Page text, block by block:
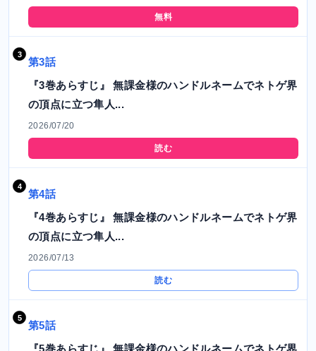
無料
第3話
『3巻あらすじ』 無課金様のハンドルネームでネトゲ界
の頂点に立つ隼人...
2026/07/20
読む
第4話
『4巻あらすじ』 無課金様のハンドルネームでネトゲ界
の頂点に立つ隼人...
2026/07/13
読む
第5話